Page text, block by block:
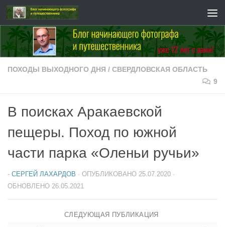
Перейти к содержимому
ПОХОДЫ ВЫХОДНОГО ДНЯ / СВЕРДЛОВСКАЯ ОБЛАСТЬ
9
В поисках Аракаевской
пещеры. Поход по южной
части парка «Оленьи ручьи»
- СЕРГЕЙ ЛАХАРДОВ · ОПУБЛИКОВАНО 25.07.2020 ·
ОБНОВЛЕНО 26.05.2021
СЛЕДУЮЩАЯ ПУБЛИКАЦИЯ